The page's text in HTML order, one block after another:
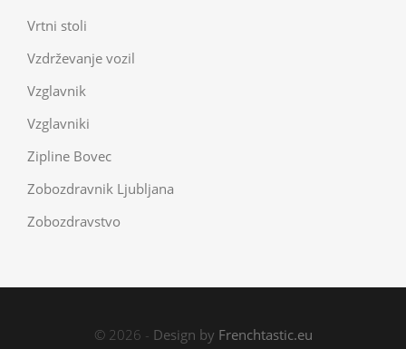
Vrtni stoli
Vzdrževanje vozil
Vzglavnik
Vzglavniki
Zipline Bovec
Zobozdravnik Ljubljana
Zobozdravstvo
© 2026 - Design by Frenchtastic.eu